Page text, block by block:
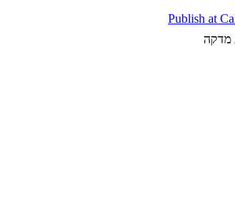
Publish at
מדקה